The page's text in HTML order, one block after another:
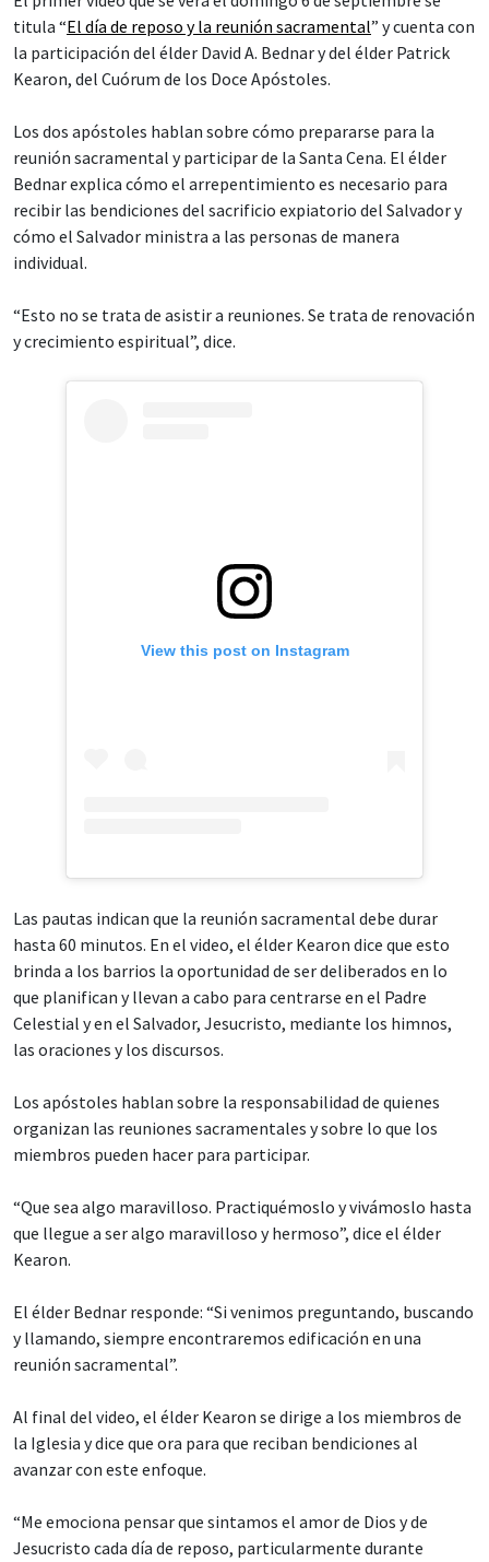
titula “El día de reposo y la reunión sacramental” y cuenta con
la participación del élder David A. Bednar y del élder Patrick
Kearon, del Cuórum de los Doce Apóstoles.
Los dos apóstoles hablan sobre cómo prepararse para la
reunión sacramental y participar de la Santa Cena. El élder
Bednar explica cómo el arrepentimiento es necesario para
recibir las bendiciones del sacrificio expiatorio del Salvador y
cómo el Salvador ministra a las personas de manera
individual.
“Esto no se trata de asistir a reuniones. Se trata de renovación
y crecimiento espiritual”, dice.
View this post on Instagram
Las pautas indican que la reunión sacramental debe durar
hasta 60 minutos. En el video, el élder Kearon dice que esto
brinda a los barrios la oportunidad de ser deliberados en lo
que planifican y llevan a cabo para centrarse en el Padre
Celestial y en el Salvador, Jesucristo, mediante los himnos,
las oraciones y los discursos.
Los apóstoles hablan sobre la responsabilidad de quienes
organizan las reuniones sacramentales y sobre lo que los
miembros pueden hacer para participar.
“Que sea algo maravilloso. Practiquémoslo y vivámoslo hasta
que llegue a ser algo maravilloso y hermoso”, dice el élder
Kearon.
El élder Bednar responde: “Si venimos preguntando, buscando
y llamando, siempre encontraremos edificación en una
reunión sacramental”.
Al final del video, el élder Kearon se dirige a los miembros de
la Iglesia y dice que ora para que reciban bendiciones al
avanzar con este enfoque.
“Me emociona pensar que sintamos el amor de Dios y de
Jesucristo cada día de reposo, particularmente durante